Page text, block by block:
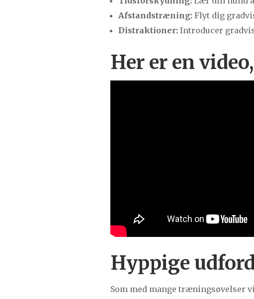
Afstandstræning: Flyt dig
Distraktioner: Introducer
Her er en
Hyppige
Som med mange træningsøvelser